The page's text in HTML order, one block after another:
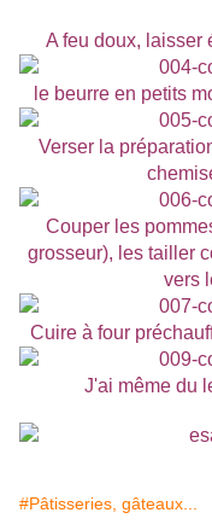
A feu doux, laisser
le beurre en petits
Verser la
Couper les
grosseur), les tailler
vers
Cuire à four
J'ai même du
#Pâtisseries, gâteaux...